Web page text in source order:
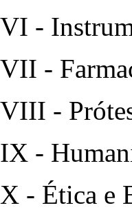
VI -
VII -
VIII -
IX -
X - Ética e